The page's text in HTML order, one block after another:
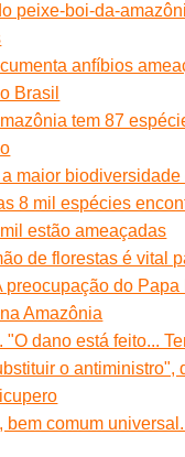
peixe-boi-da-
anfíbios
Brasil
tem 87
maior
8 mil espécies
estão ameaçadas
de florestas é vital
preocupação do
Amazônia
"O dano está feito...
o antiministro",
bem comum